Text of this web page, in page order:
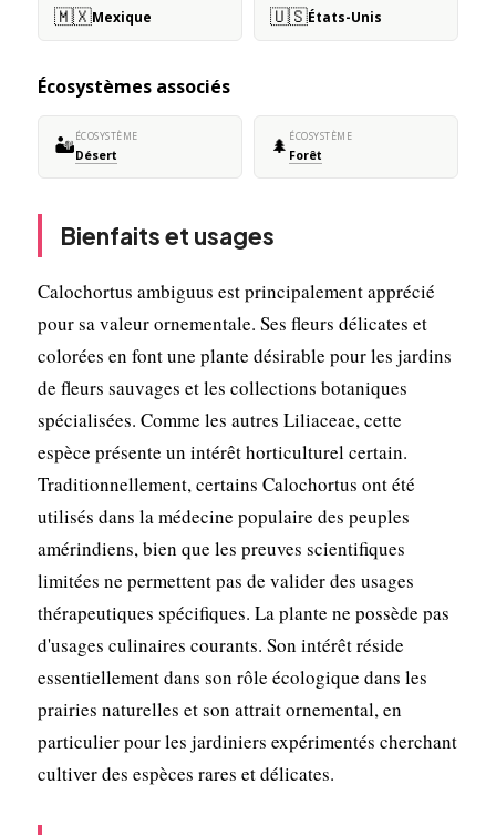
🇲🇽Mexique 🇺🇸États-Unis
Écosystèmes associés
🏜️ÉCOSYSTÈME
Désert 🌲 ÉCOSYSTÈME
Forêt
Bienfaits et usages
Calochortus ambiguus est principalement apprécié
pour sa valeur ornementale. Ses fleurs délicates et
colorées en font une plante désirable pour les jardins
de fleurs sauvages et les collections botaniques
spécialisées. Comme les autres Liliaceae, cette
espèce présente un intérêt horticulturel certain.
Traditionnellement, certains Calochortus ont été
utilisés dans la médecine populaire des peuples
amérindiens, bien que les preuves scientifiques
limitées ne permettent pas de valider des usages
thérapeutiques spécifiques. La plante ne possède pas
d'usages culinaires courants. Son intérêt réside
essentiellement dans son rôle écologique dans les
prairies naturelles et son attrait ornemental, en
particulier pour les jardiniers expérimentés cherchant
cultiver des espèces rares et délicates.